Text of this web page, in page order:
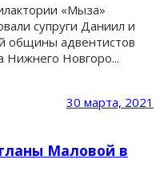
«Мыза»
супруги Даниил и
общины адвентистов
Нижнего Новгоро...
30 марта, 2021
Маловой в